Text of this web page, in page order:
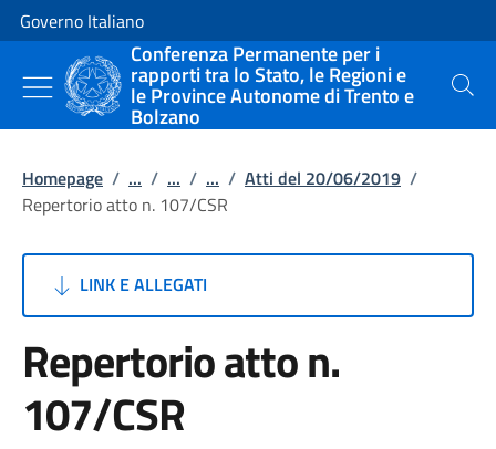
Vai al contenuto
Vai alla navigazione del sito
Governo Italiano
Conferenza Permanente per i
rapporti tra lo Stato, le Regioni e
le Province Autonome di Trento e
Bolzano
Cerca
Homepage / ... / ... / ... / Atti del 20/06/2019 /
Repertorio atto n. 107/CSR
LINK E ALLEGATI
Repertorio atto n.
107/CSR